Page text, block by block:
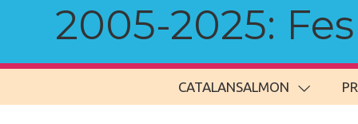
2005-2025:
CATALANSALMON